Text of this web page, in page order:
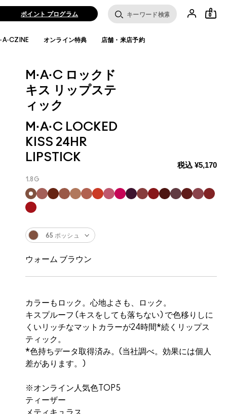
ポイント プログラム 0
オンライン特典 店舗・来店予約
M·A·C ロックド
キス リップステ
ィック
M·A·C LOCKED
KISS 24HR
LIPSTICK
税込 ¥5,170
1.8G
カラーもロック。心地よさも、ロック。
キスプルーフ (キスをしても落ちない) で色移りしに
くいリッチなマットカラーが24時間*続くリップス
ティック。
*色持ちデータ取得済み。(当社調べ。効果には個人
差があります。)
※オンライン人気色TOP5
ティーザー
65 ポッシュ
ウォーム ブラウン